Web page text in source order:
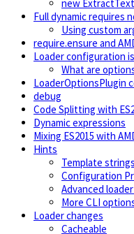
new
Full dynamic requires
Using custom
require.ensure and
Loader configuration
What are
LoaderOptionsPlugin
debug
Code Splitting with
Dynamic expressions
Mixing ES2015 with
Hints
Template strings
Configuration
Advanced
More CLI
Loader changes
Cacheable